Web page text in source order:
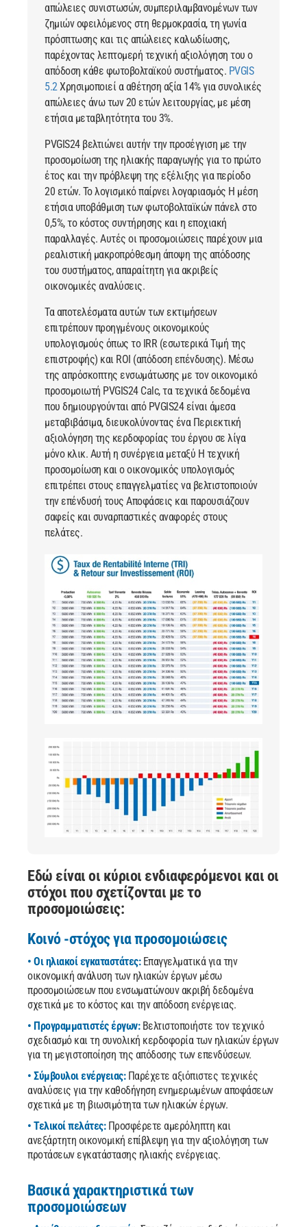
απώλειες συνιστωσών, συμπεριλαμβανομένων των
ζημιών οφειλόμενος στη θερμοκρασία, τη γωνία
πρόσπτωσης και τις απώλειες καλωδίωσης,
παρέχοντας λεπτομερή τεχνική αξιολόγηση του ο
απόδοση κάθε φωτοβολταϊκού συστήματος. PVGIS
5.2Χρησιμοποιεί α αθέτηση αξία 14% για συνολικές
απώλειες άνω των 20 ετών λειτουργίας, με μέση
ετήσια μεταβλητότητα του 3%.
PVGIS24βελτιώνει αυτήν την προσέγγιση με την
προσομοίωση της ηλιακής παραγωγής για το πρώτο
έτος και την πρόβλεψη της εξέλιξης για περίοδο
20 ετών. Το λογισμικό παίρνει λογαριασμός Η μέση
ετήσια υποβάθμιση των φωτοβολταϊκών πάνελ στο
0,5%, το κόστος συντήρησης και η εποχιακή
παραλλαγές. Αυτές οι προσομοιώσεις παρέχουν μια
ρεαλιστική μακροπρόθεσμη άποψη της απόδοσης
του συστήματος, απαραίτητη για ακριβείς
οικονομικές αναλύσεις.
Τα αποτελέσματα αυτών των εκτιμήσεων
επιτρέπουν προηγμένους οικονομικούς
υπολογισμούς όπως το IRR (εσωτερικά Τιμή της
επιστροφής) και ROI (απόδοση επένδυσης). Μέσω
της απρόσκοπτης ενσωμάτωσης με τον οικονομικό
προσομοιωτή PVGIS24 Calc, τα τεχνικά δεδομένα
που δημιουργούνται από PVGIS24είναι άμεσα
μεταβιβάσιμα, διευκολύνοντας ένα Περιεκτική
αξιολόγηση της κερδοφορίας του έργου σε λίγα
μόνο κλικ. Αυτή η συνέργεια μεταξύ Η τεχνική
προσομοίωση και ο οικονομικός υπολογισμός
επιτρέπει στους επαγγελματίες να βελτιστοποιούν
την επένδυσή τους Αποφάσεις και παρουσιάζουν
σαφείς και συναρπαστικές αναφορές στους
πελάτες.
Εδώ είναι οι κύριοι ενδιαφερόμενοι και οι
στόχοι που σχετίζονται με το
προσομοιώσεις:
Κοινό -στόχος για προσομοιώσεις
• Οι ηλιακοί εγκαταστάτες: Επαγγελματικά για την
οικονομική ανάλυση των ηλιακών έργων μέσω
προσομοιώσεων που ενσωματώνουν ακριβή δεδομένα
σχετικά με το κόστος και την απόδοση ενέργειας.
• Προγραμματιστές έργων: Βελτιστοποιήστε τον τεχνικό
σχεδιασμό και τη συνολική κερδοφορία των ηλιακών έργων
για τη μεγιστοποίηση της απόδοσης των επενδύσεων.
• Σύμβουλοι ενέργειας: Παρέχετε αξιόπιστες τεχνικές
αναλύσεις για την καθοδήγηση ενημερωμένων αποφάσεων
σχετικά με τη βιωσιμότητα των ηλιακών έργων.
• Τελικοί πελάτες: Προσφέρετε αμερόληπτη και
ανεξάρτητη οικονομική επίβλεψη για την αξιολόγηση των
προτάσεων εγκατάστασης ηλιακής ενέργειας.
Βασικά χαρακτηριστικά των
προσομοιώσεων